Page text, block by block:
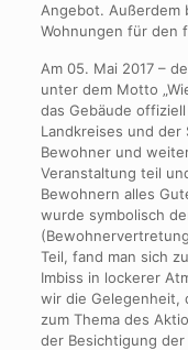
Angebot. Außerdem
Wohnungen für den
Am 05. Mai 2017 –
unter dem Motto
das Gebäude
Landkreises und der
Bewohner und
Veranstaltung teil
Bewohnern alles
wurde symbolisch
Teil, fand man sich
Imbiss in lockerer
wir die Gelegenheit,
zum Thema des
der Besichtigung